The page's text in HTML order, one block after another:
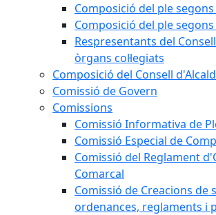
Composició del ple
Composició del ple
Respresentants del
òrgans col·legiats
Composició del Consell
Comissió de Govern
Comissions
Comissió Informativa de
Comissió Especial de
Comissió del Reglament
Comarcal
Comissió de Creacions de
ordenances, reglaments i